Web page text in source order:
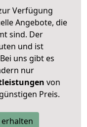
Verfügung
Angebote, die
sind. Der
und ist
uns gibt es
nur
von
Preis.